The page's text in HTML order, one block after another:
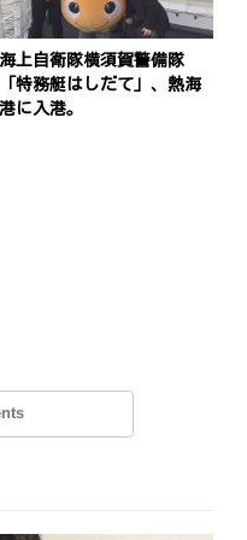
海上自衛隊横須賀警備隊
「特務艇はしだて」、熱海
港に入港。